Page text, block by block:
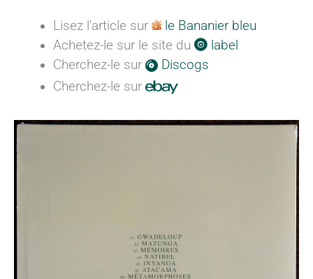
Lisez l'article sur
le Bananier bleu
Achetez-le sur le site du
label
Cherchez-le sur
Discogs
Cherchez-le sur